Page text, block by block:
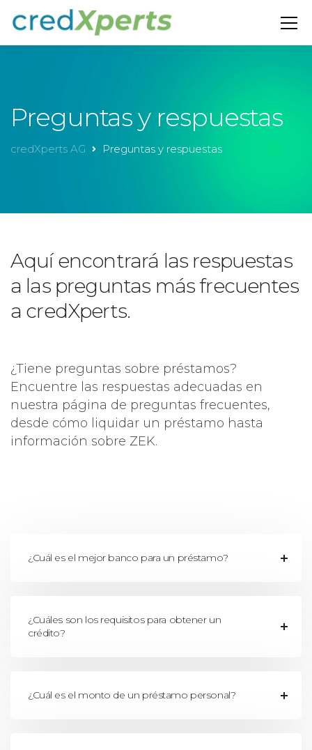
Preguntas y respuestas
credXperts AG Preguntas y respuestas
Aquí encontrará las respuestas
a las preguntas más frecuentes
a credXperts.
¿Tiene preguntas sobre préstamos?
Encuentre las respuestas adecuadas en
nuestra página de preguntas frecuentes,
desde cómo liquidar un préstamo hasta
información sobre ZEK.
¿Cuál es el mejor banco para un préstamo?
¿Cuáles son los requisitos para obtener un
crédito?
¿Cuál es el monto de un préstamo personal?